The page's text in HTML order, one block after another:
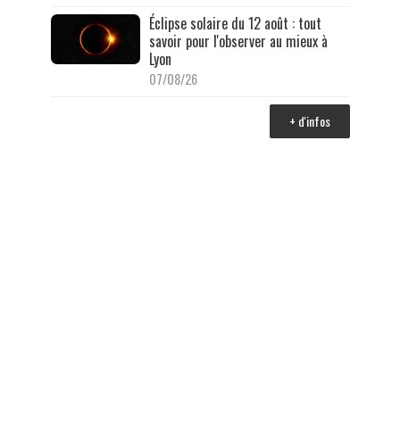
Éclipse solaire du 12 août : tout
savoir pour l'observer au mieux à
Lyon
07/08/26
+ d'infos